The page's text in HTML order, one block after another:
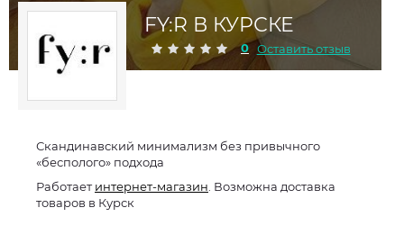
FY:R В КУРСКЕ
0 Оставить отзыв
Скандинавский минимализм без привычного
«бесполого» подхода
Работаетинтернет-магазин . Возможна доставка
товаров в Курск